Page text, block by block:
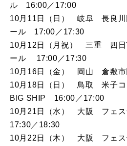
ル 16:00／17:00
10月11日（日） 岐阜 長良川
ール 17:00／17:30
10月12日（月祝） 三重 四日
ール 17:00／17:30
10月16日（金） 岡山 倉敷
10月18日（日） 鳥取 米子コ
BIG SHIP 16:00／17:00
10月21日（水） 大阪 フェ
17:30／18:30
10月22日（木） 大阪 フェ